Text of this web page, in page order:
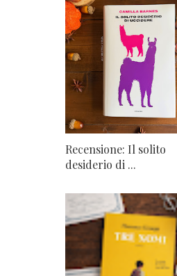
Recensione: Il solito
desiderio di ...